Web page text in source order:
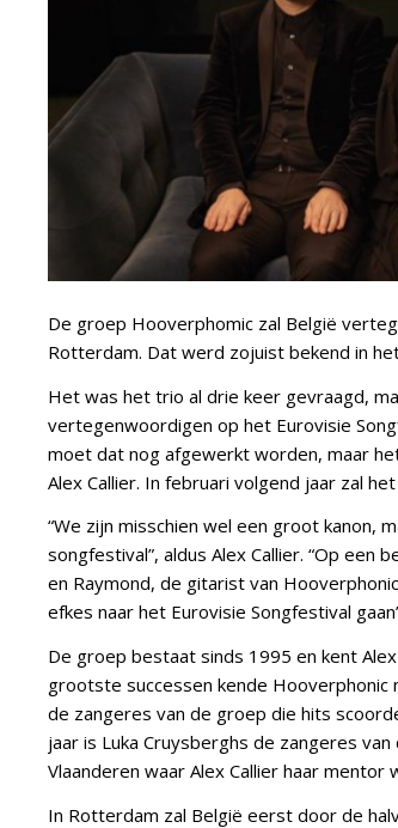
De groep Hooverphomic zal België
Rotterdam. Dat werd zojuist bekend in
Het was het trio al drie keer gevraagd,
vertegenwoordigen op het Eurovisie
moet dat nog afgewerkt worden, maar
Alex Callier. In februari volgend jaar zal
“We zijn misschien wel een groot kanon,
songfestival”, aldus Alex Callier. “Op een
en Raymond, de gitarist van
efkes naar het Eurovisie Songfestival
De groep bestaat sinds 1995 en kent
grootste successen kende
de zangeres van de groep die hits
jaar is Luka Cruysberghs de zangeres
Vlaanderen waar Alex Callier haar mentor
In Rotterdam zal België eerst door de